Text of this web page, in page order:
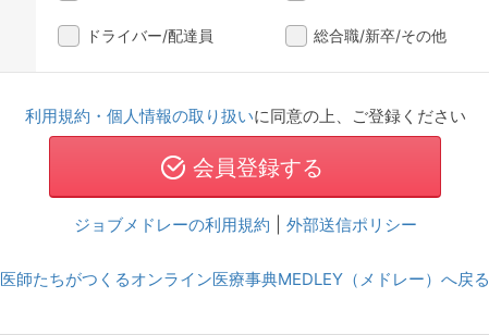
ドライバー/配達員 総合職/新卒/その他
利用規約・個人情報の取り扱いに同意の上、ご登録ください
ジョブメドレーの利用規約 外部送信ポリシー
医師たちがつくるオンライン医療事典MEDLEY（メドレー）へ戻る